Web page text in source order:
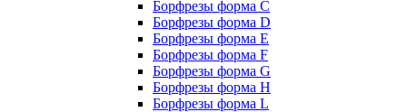
Борфрезы форма C
Борфрезы форма D
Борфрезы форма E
Борфрезы форма F
Борфрезы форма G
Борфрезы форма H
Борфрезы форма L